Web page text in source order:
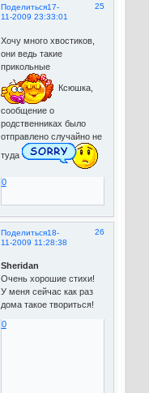
Поделиться 25
17-
11-2009 23:33:01
Хочу много хвостиков,
они ведь такие
прикольные
Ксюшка,
сообщение о
родственниках было
отправлено случайно не
туда
0
Поделиться 26
18-
11-2009 11:28:38
Sheridan
Очень хорошие стихи!
У меня сейчас как раз
дома такое твориться!
0